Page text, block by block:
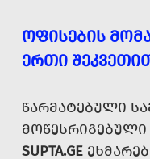
ᲝᲤᲘᲡᲔᲑᲘᲡ
ᲔᲠᲗᲘ
ᲬᲐᲠᲛᲐᲢᲔᲑᲣᲚᲘ
ᲛᲝᲬᲔᲡᲠᲘᲒᲔᲑᲣᲚᲘ
SUPTA.GE